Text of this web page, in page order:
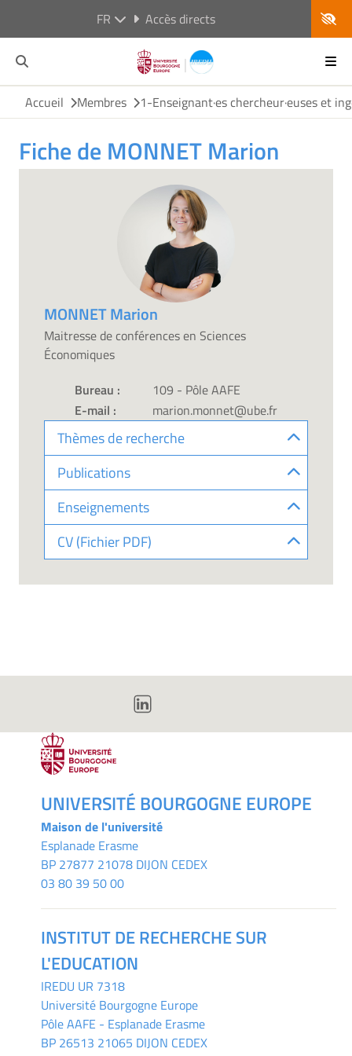
FR Accès directs
Accueil Membres 1-Enseignant·es chercheur·euses et
Fiche de MONNET Marion
MONNET Marion
Maitresse de conférences en Sciences
Économiques
Bureau :
109 - Pôle AAFE
E-mail :
marion.monnet@ube.fr
Thèmes de recherche
Publications
Enseignements
CV (Fichier PDF)
UNIVERSITÉ BOURGOGNE EUROPE
Maison de l'université
Esplanade Erasme
BP 27877 21078 DIJON CEDEX
03 80 39 50 00
INSTITUT DE RECHERCHE SUR
L'EDUCATION
IREDU UR 7318
Université Bourgogne Europe
Pôle AAFE - Esplanade Erasme
BP 26513 21065 DIJON CEDEX